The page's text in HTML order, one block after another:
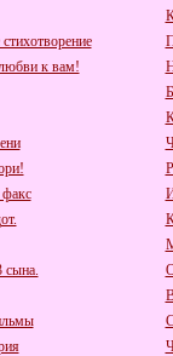
к вам!
сына.